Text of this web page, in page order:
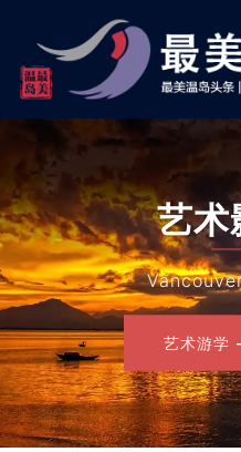
content
艺术
艺术游学